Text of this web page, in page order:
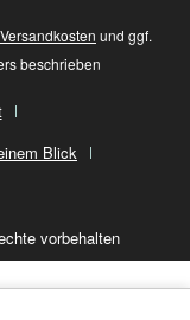
Versandkosten und ggf.
beschrieben
Blick
vorbehalten